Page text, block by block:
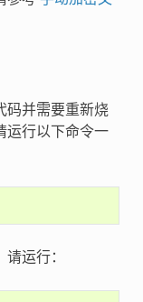
码并需要重新烧
运行以下命令一
运行：